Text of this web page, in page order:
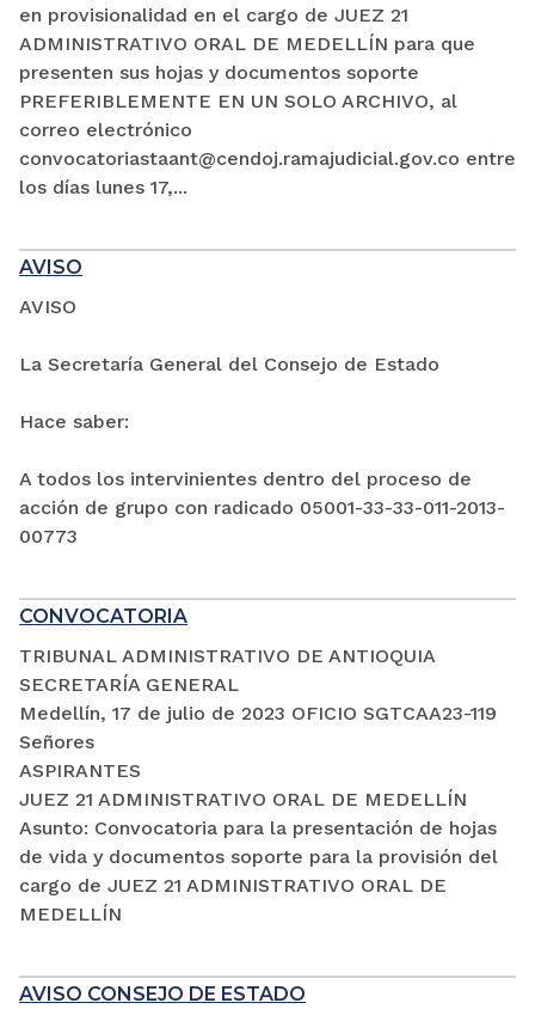
en provisionalidad en el cargo de JUEZ 21
ADMINISTRATIVO ORAL DE MEDELLÍN para que
presenten sus hojas y documentos soporte
PREFERIBLEMENTE EN UN SOLO ARCHIVO, al
correo electrónico
convocatoriastaant@cendoj.ramajudicial.gov.co entre
los días lunes 17,...
AVISO
AVISO
La Secretaría General del Consejo de Estado
Hace saber:
A todos los intervinientes dentro del proceso de
acción de grupo con radicado 05001-33-33-011-2013-
00773
CONVOCATORIA
TRIBUNAL ADMINISTRATIVO DE ANTIOQUIA
SECRETARÍA GENERAL
Medellín, 17 de julio de 2023 OFICIO SGTCAA23-119
Señores
ASPIRANTES
JUEZ 21 ADMINISTRATIVO ORAL DE MEDELLÍN
Asunto: Convocatoria para la presentación de hojas
de vida y documentos soporte para la provisión del
cargo de JUEZ 21 ADMINISTRATIVO ORAL DE
MEDELLÍN
AVISO CONSEJO DE ESTADO